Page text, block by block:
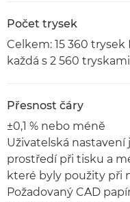
Počet trysek
Celkem: 15 360 trysek
každá s 2 560 tryskami
Přesnost čáry
±0,1 % nebo méně
Uživatelská
prostředí při tisku a
které byly použity při
Požadovaný CAD